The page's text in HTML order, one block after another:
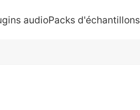
audioPacks d'échantillons